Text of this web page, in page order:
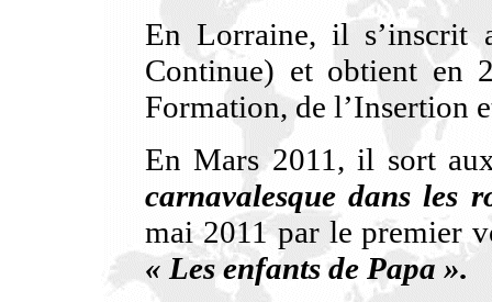
En Lorraine, il s’inscrit
Continue) et obtient en
Formation, de l’Insertion
En Mars 2011, il sort
carnavalesque dans les
mai 2011 par le premier
« Les enfants de Papa ».